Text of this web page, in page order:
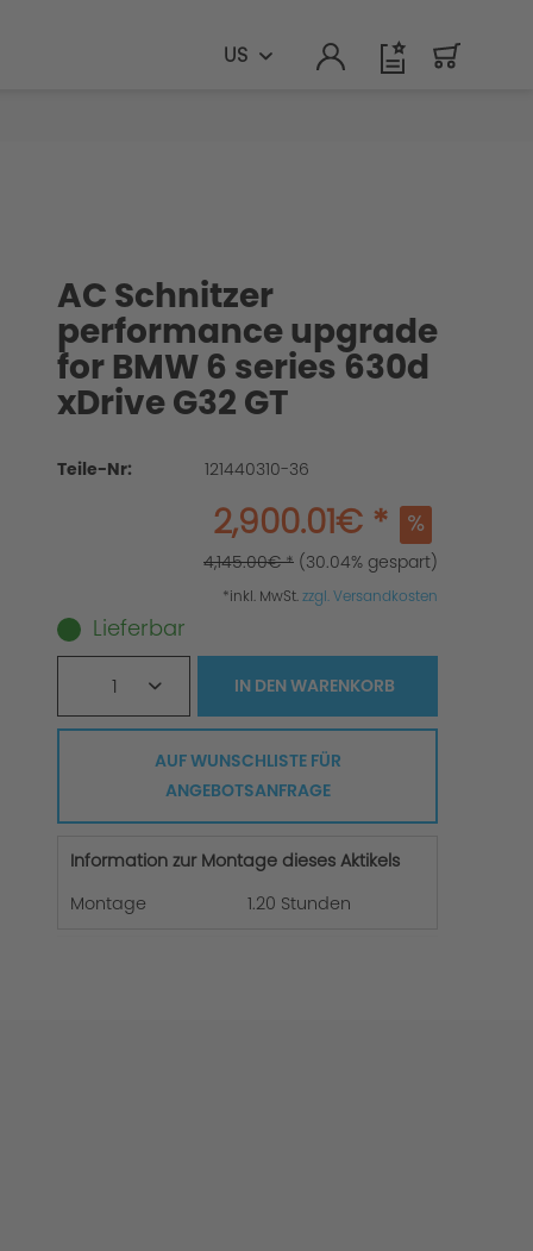
US
AC Schnitzer
performance upgrade
for BMW 6 series 630d
xDrive G32 GT
Teile-Nr: 121440310-36
2,900.01€ *
4,145.00€ * (30.04% gespart)
*inkl. MwSt.zzgl. Versandkosten
Lieferbar
1 IN DENWARENKORB
AUF WUNSCHLISTE FÜR
ANGEBOTSANFRAGE
Information zur Montage dieses Aktikels
Montage
1.20 Stunden